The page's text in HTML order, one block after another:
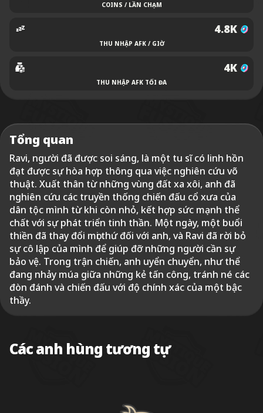
COINS / LẦN CHẠM
4.8K
THU NHẬP AFK / GIỜ
4K
THU NHẬP AFK TỐI ĐA
Tổng quan
Ravi, người đã được soi sáng, là một tu sĩ có linh hồn
đạt được sự hòa hợp thông qua việc nghiên cứu võ
thuật. Xuất thân từ những vùng đất xa xôi, anh đã
nghiên cứu các truyền thống chiến đấu cổ xưa của
dân tộc mình từ khi còn nhỏ, kết hợp sức mạnh thể
chất với sự phát triển tinh thần. Một ngày, một buổi
thiền đã thay đổi mọi thứ đối với anh, và Ravi đã rời bỏ
sự cô lập của mình để giúp đỡ những người cần sự
bảo vệ. Trong trận chiến, anh uyển chuyển, như thể
đang nhảy múa giữa những kẻ tấn công, tránh né các
đòn đánh và chiến đấu với độ chính xác của một bậc
thầy.
Các anh hùng tương tự